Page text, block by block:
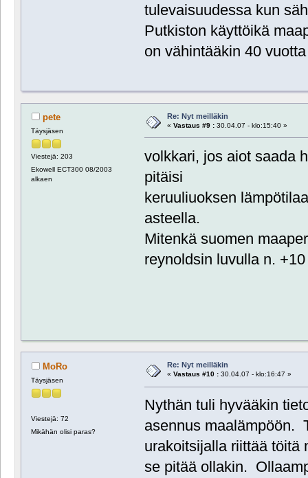
tulevaisuudessa kun
Putkiston käyttöikä
on vähintääkin 40 vuotta
pete
Täysjäsen
Viestejä: 203
Ekowell ECT300 08/2003
alkaen
Re: Nyt meilläkin
« Vastaus #9 :30.04.07 - klo:15:40 »
volkkari, jos aiot saada
pitäisi
keruuliuoksen
asteella.
Mitenkä suomen
reynoldsin luvulla n.
MoRo
Täysjäsen
Viestejä: 72
Mikähän olisi paras?
Re: Nyt meilläkin
« Vastaus #10 :30.04.07 - klo:16:47 »
Nythän tuli hyvääkin
asennus maalämpöön.
urakoitsijalla riittää töitä
se pitää ollakin.